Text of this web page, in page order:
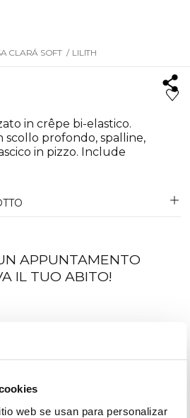
web se usan para personalizar
CLARÁ SOFT / LILITH
in crêpe bi-elastico.
scollo profondo, spalline,
in pizzo. Include
APPUNTAMENTO
IL TUO ABITO!